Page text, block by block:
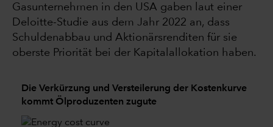
Gasunternehmen in den USA gaben laut einer
Deloitte-Studie aus dem Jahr 2022 an, dass
Schuldenabbau und Aktionärsrenditen für sie
oberste Priorität bei der Kapitalallokation haben.
Die Verkürzung und Versteilerung der Kostenkurve
kommt Ölproduzenten zugute